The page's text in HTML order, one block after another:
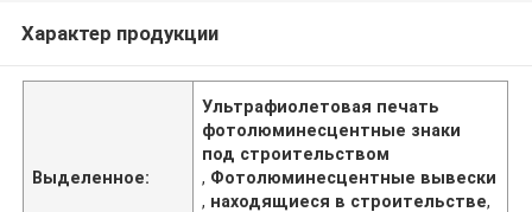
Характер продукции
Выделенное:
Ультрафиолетовая печать
фотолюминесцентные знаки
под строительством
, Фотолюминесцентные вывески
, находящиеся в строительстве,